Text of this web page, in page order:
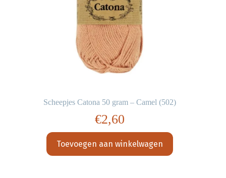
Scheepjes Catona 50 gram – Camel (502)
€2,60
Toevoegen aan winkelwagen